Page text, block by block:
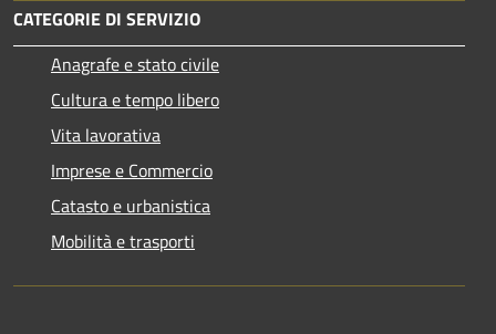
CATEGORIE DI SERVIZIO
Anagrafe e stato civile
Cultura e tempo libero
Vita lavorativa
Imprese e Commercio
Catasto e urbanistica
Mobilità e trasporti